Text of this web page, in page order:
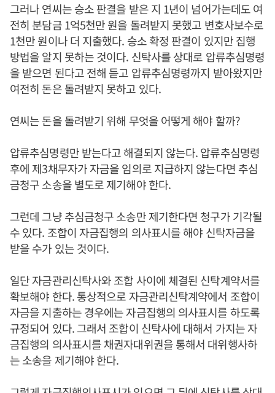
그러나 연씨는 승소 판결을 받은 지 1년이 넘어가는데도 여
전히 분담금 1억5천만 원을 돌려받지 못했고 변호사보수로
1천만 원이나 더 지출했다. 승소 확정 판결이 있지만 집행
방법을 알지 못하는 것이다. 신탁사를 상대로 압류추심명령
을 받으면 된다고 전해 듣고 압류추심명령까지 받아왔지만
여전히 돈은 돌려받지 못하고 있다.
연씨는 돈을 돌려받기 위해 무엇을 어떻게 해야 할까?
압류추심명령만 받는다고 해결되지 않는다. 압류추심명령
후에 제3채무자가 자금을 임의로 지급하지 않는다면 추심
금청구 소송을 별도로 제기해야 한다.
그런데 그냥 추심금청구 소송만 제기한다면 청구가 기각될
수 있다. 조합이 자금집행의 의사표시를 해야 신탁자금을
받을 수가 있는 것이다.
일단 자금관리신탁사와 조합 사이에 체결된 신탁계약서를
확보해야 한다. 통상적으로 자금관리신탁계약에서 조합이
자금을 지출하는 경우에는 자금집행의 의사표시를 하도록
규정되어 있다. 그래서 조합이 신탁사에 대해서 가지는 자
금집행의 의사표시를 채권자대위권을 통해서 대위행사하
는 소송을 제기해야 한다.